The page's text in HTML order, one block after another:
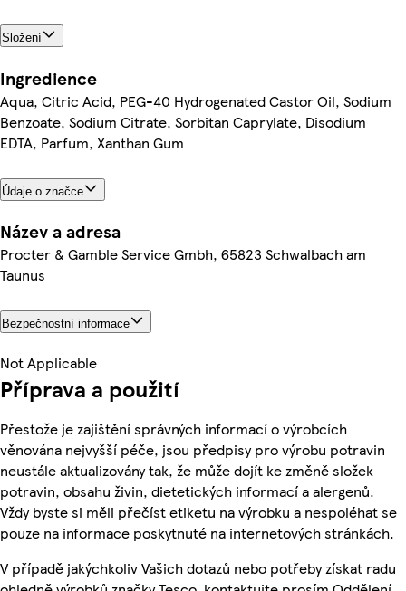
Složení
Ingredience
Aqua, Citric Acid, PEG-40 Hydrogenated Castor Oil, Sodium
Benzoate, Sodium Citrate, Sorbitan Caprylate, Disodium
EDTA, Parfum, Xanthan Gum
Údaje o značce
Název a adresa
Procter & Gamble Service Gmbh, 65823 Schwalbach am
Taunus
Bezpečnostní informace
Not Applicable
Příprava a použití
Přestože je zajištění správných informací o výrobcích
věnována nejvyšší péče, jsou předpisy pro výrobu potravin
neustále aktualizovány tak, že může dojít ke změně složek
potravin, obsahu živin, dietetických informací a alergenů.
Vždy byste si měli přečíst etiketu na výrobku a nespoléhat se
pouze na informace poskytnuté na internetových stránkách.
V případě jakýchkoliv Vašich dotazů nebo potřeby získat radu